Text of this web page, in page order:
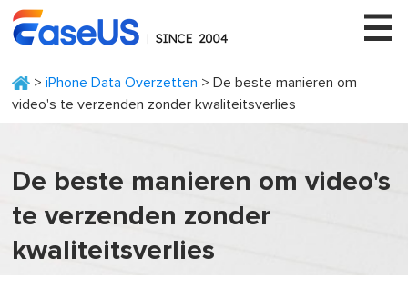
>iPhone Data Overzetten > De beste manieren om
video's te verzenden zonder kwaliteitsverlies
De beste manieren om video's
te verzenden zonder
kwaliteitsverlies